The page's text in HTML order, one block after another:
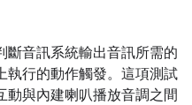
斷音訊系統輸出音訊所需的
執行的動作觸發。這項測試
動與內建喇叭播放音調之間